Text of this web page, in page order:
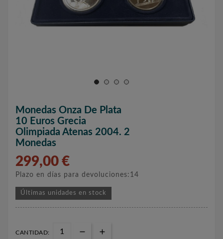
Monedas Onza De Plata
10 Euros Grecia
Olimpiada Atenas 2004. 2
Monedas
299,00 €
Plazo en días para devoluciones:14
Últimas unidades en stock
CANTIDAD: